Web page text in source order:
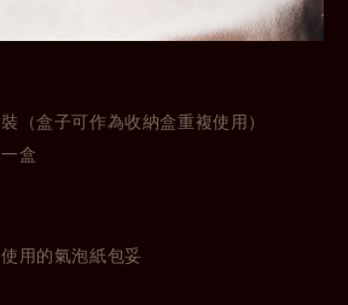
（盒子可作為收納盒重複使用）
盒
用的氣泡紙包妥